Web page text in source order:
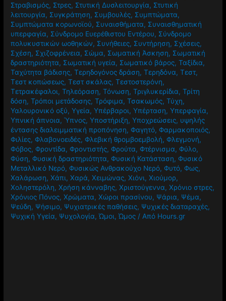
Στραβισμός, Στρες, Στυτική Δυσλειτουργία, Στυτική
λειτουργία, Συγκράτηση, Συμβουλές, Συμπτώματα,
Συμπτώματα κορωνοϊού, Συναισθήματα, Συναισθηματική
υπερφαγία, Σύνδρομο Ευερέθιστου Εντέρου, Σύνδρομο
πολυκυστικών ωοθηκών, Συνήθειες, Συντήρηση, Σχέσεις,
Σχέση, Σχιζοφρένεια, Σώμα, Σωματική Άσκηση, Σωματική
δραστηριότητα, Σωματική υγεία, Σωματικό βάρος,Ταξίδια,
Ταχύτητα βάδισης,Τερηδογόνος δράση,Τερηδόνα,Τεστ,
Τεστ κοπώσεως,Τεστ σκάλας,Τεστοστερόνη,
Τετρακέφαλοι,Τηλεόραση,Τόνωση,Τριγλυκερίδια,Τρίτη
δόση,Τρόποι μετάδοσης,Τρόφιμα,Τσακωμός,Τύχη,
Υαλουρονικό οξύ,Υγεία,Υπέρβαροι,Υπέρταση,Υπερφαγία,
Υπνική άπνοια,Ύπνος,Υποστήριξη,Υποχρεώσεις, υψηλής
έντασης διαλειμματική προπόνηση,Φαγητό,Φαρμακοποιός,
Φιλίες,Φλαβονοειδές,Φλεβική θρομβοεμβολή,Φλεγμονή,
Φόβος,Φροντίδα,Φροντιστής,Φρούτα,Φτέρνισμα,Φύλο,
Φύση,Φυσική δραστηριότητα,Φυσική Κατάσταση,Φυσικό
Μεταλλικό Νερό,Φυσικώς Ανθρακούχο Νερό,Φυτό,Φως,
Χαλάρωση,Χάπι,Χαρά,Χειμώνας,Χιόνι,Χιούμορ,
Χοληστερόλη,Χρήση κάνναβης,Χριστούγεννα,Χρόνιο στρες,
Χρόνιος Πόνος,Χρώματα,Χώροι πρασίνου, Ψάρια, Ψέμα,
Ψεύδη, Ψήσιμο, Ψυχιατρικές παθήσεις, Ψυχικές διαταραχές,
Ψυχική Υγεία, Ψυχολογία,Ώμοι,Ώμος / Από Hours.gr